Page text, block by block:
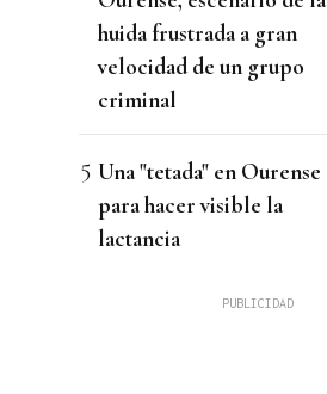
huida frustrada a gran
velocidad de un grupo
criminal
Una "tetada" en Ourense
para hacer visible la
lactancia